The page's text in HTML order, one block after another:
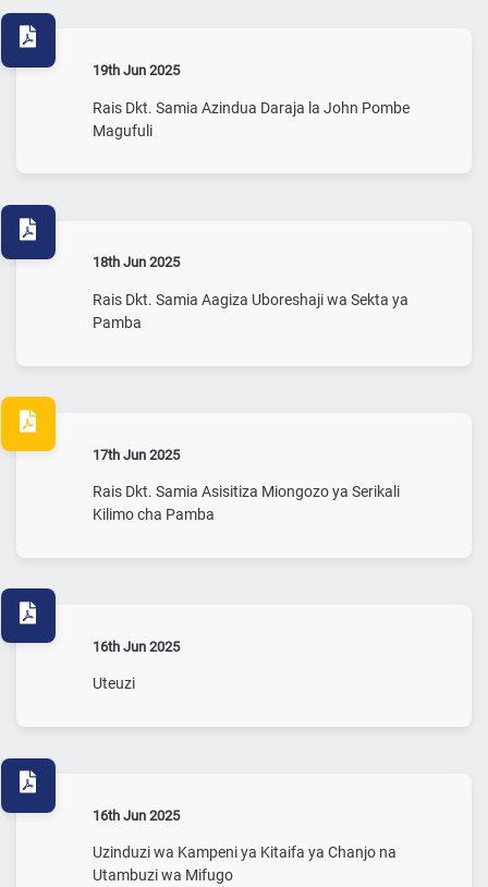
19th Jun 2025
Rais Dkt. Samia Azindua Daraja la John Pombe
Magufuli
18th Jun 2025
Rais Dkt. Samia Aagiza Uboreshaji wa Sekta ya
Pamba
17th Jun 2025
Rais Dkt. Samia Asisitiza Miongozo ya Serikali
Kilimo cha Pamba
16th Jun 2025
Uteuzi
16th Jun 2025
Uzinduzi wa Kampeni ya Kitaifa ya Chanjo na
Utambuzi wa Mifugo